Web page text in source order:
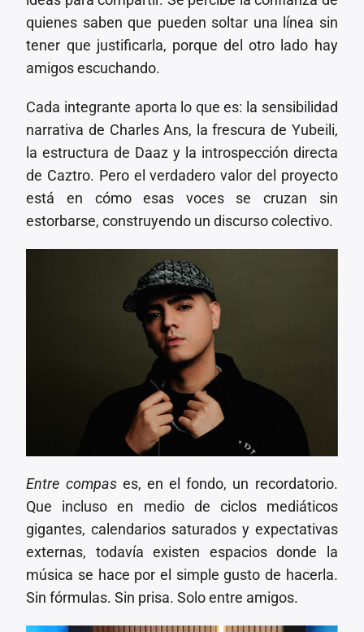
quienes saben que pueden soltar una línea sin
tener que justificarla, porque del otro lado hay
amigos escuchando.
Cada integrante aporta lo que es: la sensibilidad
narrativa de Charles Ans, la frescura de Yubeili,
la estructura de Daaz y la introspección directa
de Caztro. Pero el verdadero valor del proyecto
está en cómo esas voces se cruzan sin
estorbarse, construyendo un discurso colectivo.
Entre compases, en el fondo, un recordatorio.
Que incluso en medio de ciclos mediáticos
gigantes, calendarios saturados y expectativas
externas, todavía existen espacios donde la
música se hace por el simple gusto de hacerla.
Sin fórmulas. Sin prisa. Solo entre amigos.